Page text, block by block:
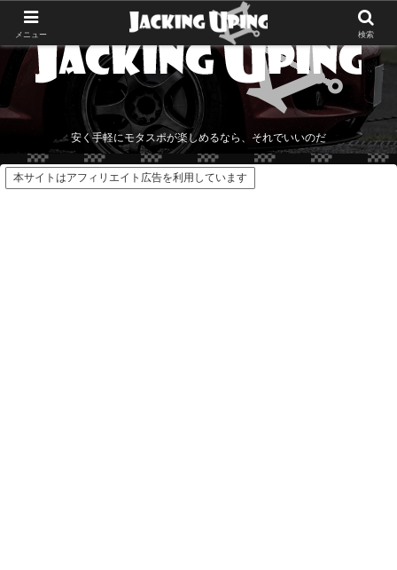
安く手軽にモタスポが楽しめるなら、それでいいのだ
本サイトはアフィリエイト広告を利用しています
メニュー 検索